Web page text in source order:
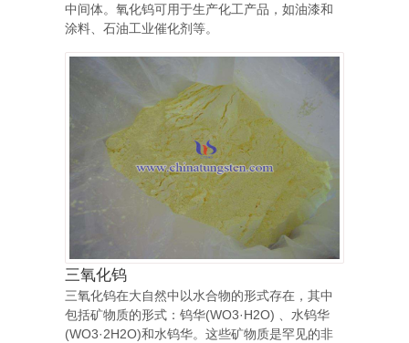
中间体。氧化钨可用于生产化工产品，如油漆和
涂料、石油工业催化剂等。
三氧化钨
三氧化钨在大自然中以水合物的形式存在，其中
包括矿物质的形式：钨华(WO3·H2O) 、水钨华
(WO3·2H2O)和水钨华。这些矿物质是罕见的非